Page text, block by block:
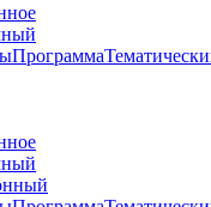
Программа